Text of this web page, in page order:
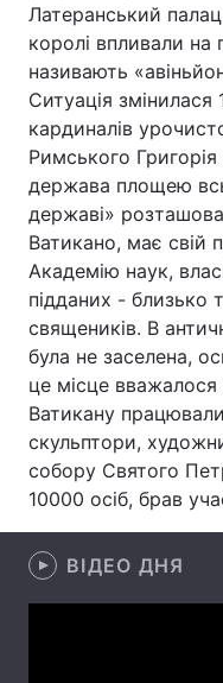
Тема оформлення
Латеранський
королі впливали на
називають
Ситуація змінилася
кардиналів
Римського
держава площею
державі»
Ватикано, має свій
Академію наук,
підданих - близько
священиків. В
була не заселена,
це місце
Ватикану
скульптори,
собору Святого
10000 осіб, брав
ВІДЕО ДНЯ